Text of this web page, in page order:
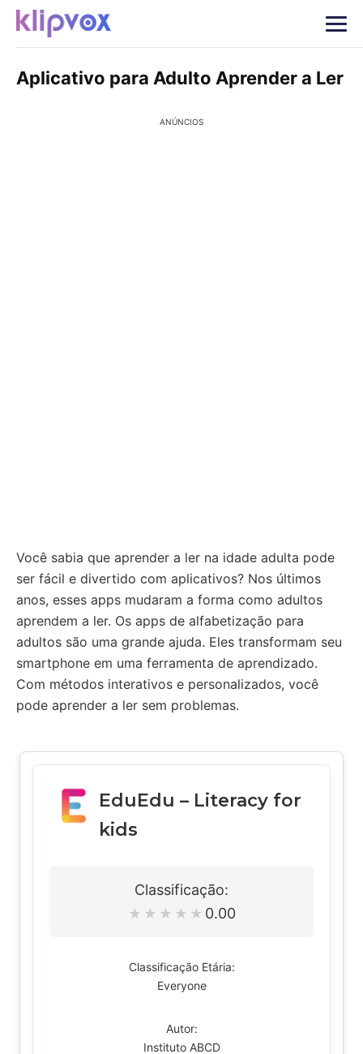
Aplicativo para Adulto Aprender a Ler
ANÚNCIOS
Você sabia que aprender a ler na idade adulta pode
ser fácil e divertido com aplicativos? Nos últimos
anos, esses apps mudaram a forma como adultos
aprendem a ler. Os apps de alfabetização para
adultos são uma grande ajuda. Eles transformam seu
smartphone em uma ferramenta de aprendizado.
Com métodos interativos e personalizados, você
pode aprender a ler sem problemas.
EduEdu – Literacy for
kids
Classificação:
★ ★ ★ ★ ★ 0.00
Classificação Etária:
Everyone
Autor:
Instituto ABCD